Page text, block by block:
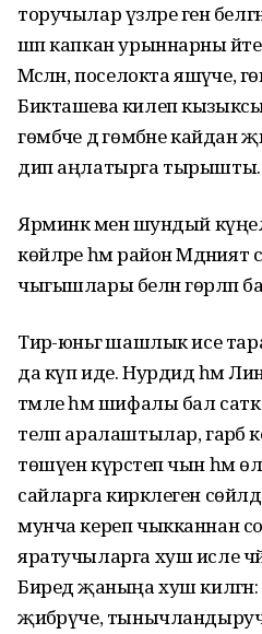
торучылар үзләре генә
шәп капкан урыннарны
Мәсәлән, поселокта яшәүче,
Бикташева килеп
гөмбәче дә гөмбәне кайдан
дип аңлатырга тырышты.
Ярминкә менә шундый
көйләре һәм район
чыгышлары белән гөрләп
Тирә-юньгә шашлык исе
да күп иде. Нурдидә һәм
тәмле һәм шифалы бал
теләп аралаштылар,
төшүен күрсәтеп чын һәм
сайларга кирәклеген
мунча кереп чыкканнан соң
яратучыларга хуш исле
Биредә җаныңа хуш килгән:
җибәрүче,